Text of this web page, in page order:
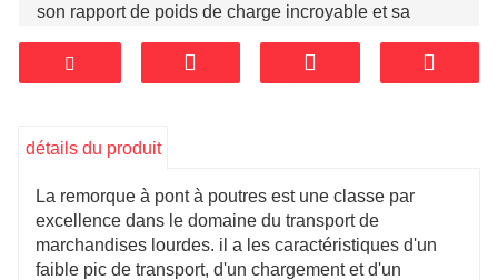
son rapport de poids de charge incroyable et sa
l'industrie, et via aujourd'hui en chine, carrist fournit
également de tels équipements pour le marché du
détails du produit
La remorque à pont à poutres est une classe par
excellence dans le domaine du transport de
marchandises lourdes. il a les caractéristiques d'un
faible pic de transport, d'un chargement et d'un